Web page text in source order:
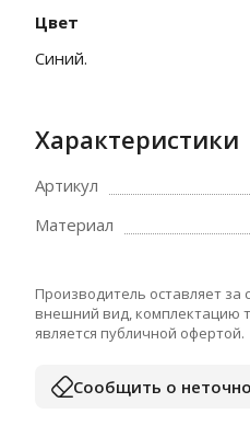
Цвет
Синий.
Характеристики
Артикул
Материал
Производитель оставляет
внешний вид, комплектацию
является публичной офертой.
Сообщить о